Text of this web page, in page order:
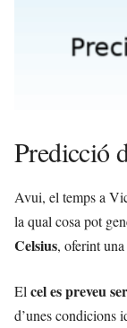
Predicció
Avui, el temps a
la qual cosa pot
Celsius, oferint
El cel es preveu
d’unes condicions